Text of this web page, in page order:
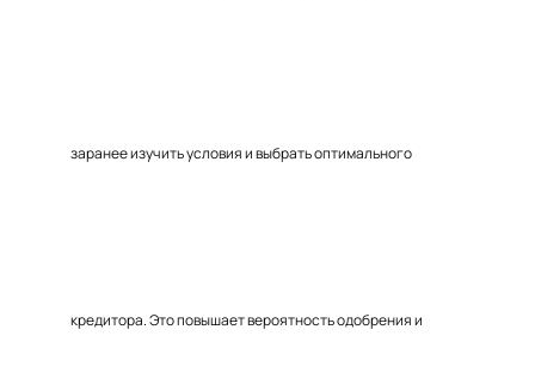
заранее изучить условия и выбрать оптимального
кредитора. Это повышает вероятность одобрения и